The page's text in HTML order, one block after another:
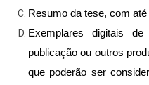
Resumo da tese, com
Exemplares digitais
publicação ou outros
que poderão ser